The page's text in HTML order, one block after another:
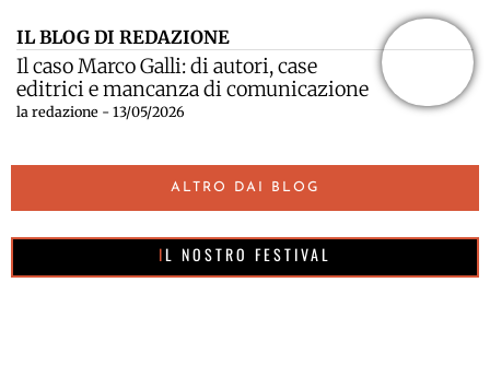
IL BLOG DI REDAZIONE
Il caso Marco Galli: di autori, case
editrici e mancanza di comunicazione
la redazione - 13/05/2026
ALTRO DAI BLOG
IL NOSTRO FESTIVAL